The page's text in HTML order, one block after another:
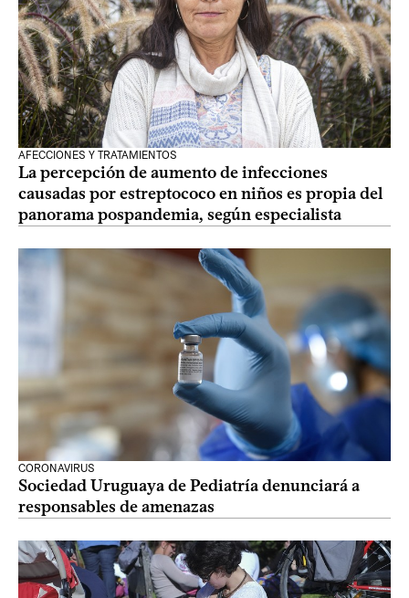
AFECCIONES Y TRATAMIENTOS
La percepción de aumento de infecciones
causadas por estreptococo en niños es propia del
panorama pospandemia, según especialista
CORONAVIRUS
Sociedad Uruguaya de Pediatría denunciará a
responsables de amenazas